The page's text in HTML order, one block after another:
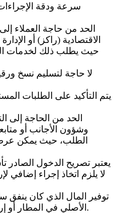
سرعة ودقة
الحد من حاجة العملاء
الاقتصادية (راكز) أو
حيث يطلب ذلك لخدمات
لا حاجة لتسليم نسخ
يتم التأكيد على الطلبات
الحد من الحاجة إلى
وشؤون الأجانب أو
الطلب، حيث يمكن
يعتبر تصريح الدخول الصادر
لا يلزم اتخاذ إجراء إضافي
توفير المال الذي كان ينفق
الأصلي في المطار أو إرساله إلى العميل بالبريد السريع.